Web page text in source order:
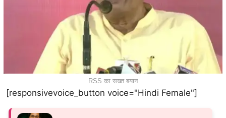
RSS का सख्त बयान
[responsivevoice_button voice="Hindi Female"]